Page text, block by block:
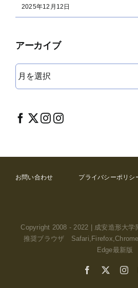
2025年12月12日
アーカイブ
イ
ブ
お問い合わせ プライバシーポリシ
Copyright 2008 - 2022 | 成安造形
推奨ブラウザ
Edge最新版
Facebook